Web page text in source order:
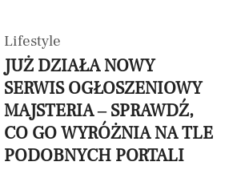
Lifestyle
JUŻ DZIAŁA NOWY
SERWIS OGŁOSZENIOWY
MAJSTERIA – SPRAWDŹ,
CO GO WYRÓŻNIA NA TLE
PODOBNYCH PORTALI